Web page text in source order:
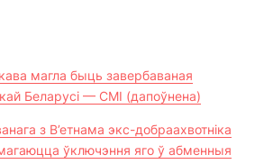
магла быць завербаваная
Беларусі — СМІ (дапоўнена)
з В’етнама экс-добраахвотніка
ўключэння яго ў абменныя